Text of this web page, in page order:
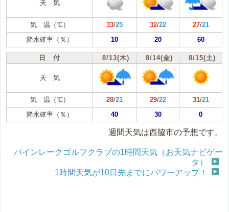
天 気
気 温（℃） 33/25 32/22 27/21
降水確率（％）
10 20 60
日 付 8/13(木) 8/14(金) 8/15(土)
天 気
気 温（℃） 28/21 29/22 31/21
降水確率（％）
40 30 0
週間天気は西脇市の予想です。
パインレークゴルフクラブの1時間天気（お天気ナビゲー
タ）
1時間天気が10日先までにパワーアップ！